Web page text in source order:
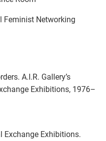
Feminist Networking
A.I.R. Gallery’s
Exhibitions, 1976–
Exchange Exhibitions.